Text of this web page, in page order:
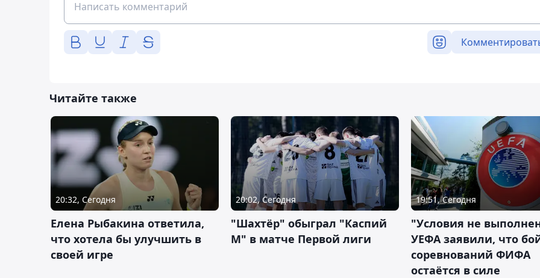
Читайте также
20:32, Сегодня
Елена Рыбакина ответила,
что хотела бы улучшить в
своей игре
20:02, Сегодня
"Шахтёр" обыграл "Каспий
М" в матче Первой лиги
19:51, Сегодня
"Условия не
УЕФА заявили, что
соревнований ФИФА
остаётся в силе